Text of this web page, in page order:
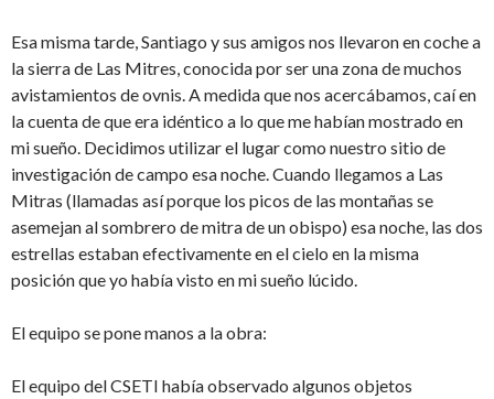
Esa misma tarde, Santiago y sus amigos nos llevaron en coche a
la sierra de Las Mitres, conocida por ser una zona de muchos
avistamientos de ovnis. A medida que nos acercábamos, caí en
la cuenta de que era idéntico a lo que me habían mostrado en
mi sueño. Decidimos utilizar el lugar como nuestro sitio de
investigación de campo esa noche. Cuando llegamos a Las
Mitras (llamadas así porque los picos de las montañas se
asemejan al sombrero de mitra de un obispo) esa noche, las dos
estrellas estaban efectivamente en el cielo en la misma
posición que yo había visto en mi sueño lúcido.
El equipo se pone manos a la obra:
El equipo del CSETI había observado algunos objetos